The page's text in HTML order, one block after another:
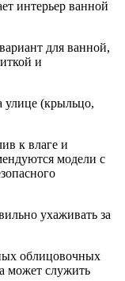
интерьер ванной
для ванной,
и
улице (крыльцо,
к влаге и
модели с
ухаживать за
облицовочных
может служить